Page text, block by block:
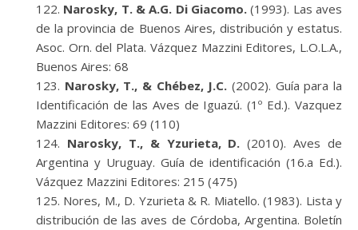
Narosky, T. & A.G. Di Giacomo. (1993). Las aves
de la provincia de Buenos Aires, distribución y estatus.
Asoc. Orn. del Plata. Vázquez Mazzini Editores, L.O.L.A.,
Buenos Aires: 68
Narosky, T., & Chébez, J.C. (2002). Guía para la
Identificación de las Aves de Iguazú. (1º Ed.). Vazquez
Mazzini Editores: 69 (110)
Narosky, T., & Yzurieta, D. (2010). Aves de
Argentina y Uruguay. Guía de identificación (16.a Ed.).
Vázquez Mazzini Editores: 215 (475)
Nores, M., D. Yzurieta & R. Miatello. (1983). Lista y
distribución de las aves de Córdoba, Argentina. Boletín